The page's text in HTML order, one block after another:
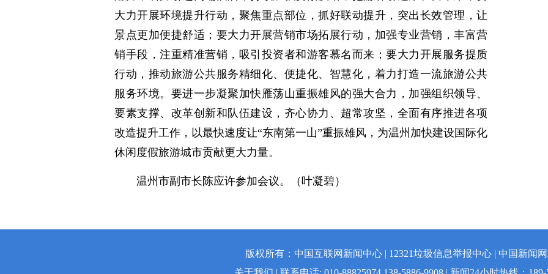
大力开展环境提升行动，聚焦重点部位，抓好联动提升，突出长效管理，让
景点更加便捷舒适；要大力开展营销市场拓展行动，加强专业营销，丰富营
销手段，注重精准营销，吸引投资者和游客慕名而来；要大力开展服务提质
行动，推动旅游公共服务精细化、便捷化、智慧化，着力打造一流旅游公共
服务环境。要进一步凝聚加快雁荡山重振雄风的强大合力，加强组织领导、
要素支撑、改革创新和队伍建设，齐心协力、超常攻坚，全面有序推进各项
改造提升工作，以最快速度让“东南第一山”重振雄风，为温州加快建设国际化
休闲度假旅游城市贡献更大力量。
温州市副市长陈应许参加会议。（叶凝碧）
版权所有：中国互联网新闻中心 | 12321垃圾信息举报中心 | 中国新闻